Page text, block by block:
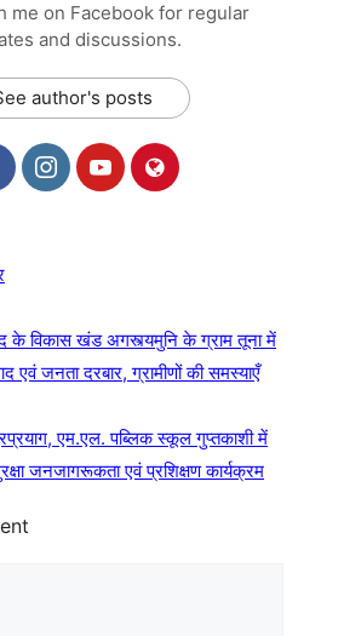
me on Facebook for regular
and discussions.
author's posts
के विकास खंड अगस्त्यमुनि के ग्राम तूना में
जनता दरबार, ग्रामीणों की समस्याएँ
एम.एल. पब्लिक स्कूल गुप्तकाशी में
जनजागरूकता एवं प्रशिक्षण कार्यक्रम